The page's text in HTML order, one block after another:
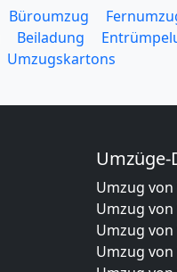
Büroumzug
Beiladung
Umzugskartons
Umzug
Umzug
Umzug
Umzug